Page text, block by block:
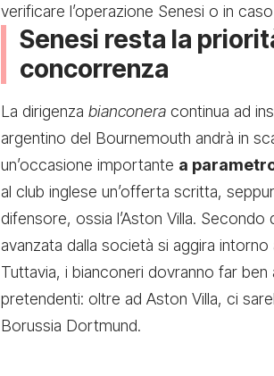
verificare l’operazione Senesi o in
Senesi resta la
concorrenza
La dirigenza bianconera continua ad
argentino del Bournemouth andrà in
un’occasione importante a
al club inglese un’offerta scritta,
difensore, ossia l’Aston Villa. Secondo
avanzata dalla società si aggira intorno
Tuttavia, i bianconeri dovranno far
pretendenti: oltre ad Aston Villa, ci
Borussia Dortmund.